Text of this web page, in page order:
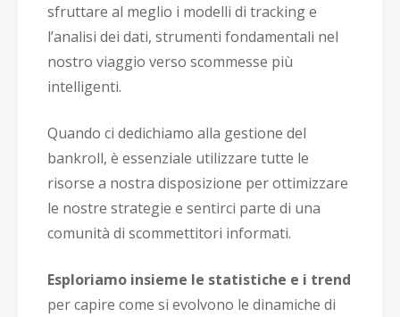
sfruttare al meglio i modelli di tracking e
l’analisi dei dati, strumenti fondamentali nel
nostro viaggio verso scommesse più
intelligenti.
Quando ci dedichiamo alla gestione del
bankroll, è essenziale utilizzare tutte le
risorse a nostra disposizione per ottimizzare
le nostre strategie e sentirci parte di una
comunità di scommettitori informati.
Esploriamo insieme le statistiche e i trend
per capire come si evolvono le dinamiche di